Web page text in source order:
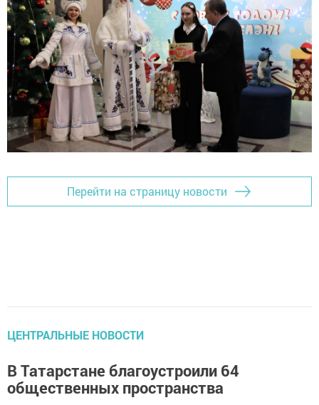
Перейти на страницу новости
ЦЕНТРАЛЬНЫЕ НОВОСТИ
В Татарстане благоустроили 64
общественных пространства